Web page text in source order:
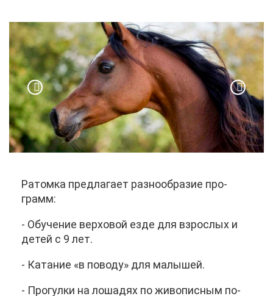
Ра­том­ка пред­ла­га­ет раз­но­об­ра­зие про­
грамм:
- Обу­че­ние вер­хо­вой ез­де для взрос­лых и
де­тей с 9 лет.
- Ка­та­ние «в по­во­ду» для ма­лы­шей.
- Про­гул­ки на ло­ша­дях по жи­во­пис­ным по­